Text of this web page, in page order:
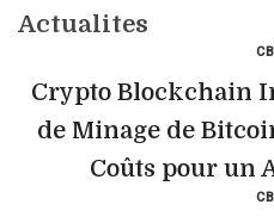
Actualites
Crypto Blockchain
de Minage de
Coûts pour un